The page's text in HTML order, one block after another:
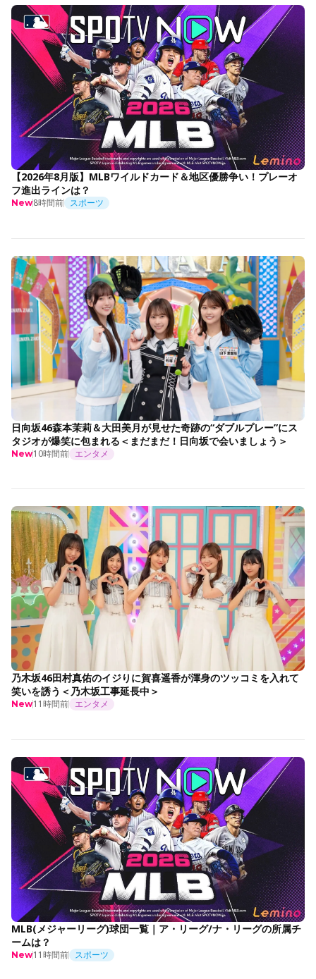
【2026年8月版】MLBワイルドカード＆地区優勝争い！プレーオ
フ進出ラインは？
New8時間前 スポーツ
日向坂46森本茉莉＆大田美月が見せた奇跡の“ダブルプレー”にス
タジオが爆笑に包まれる＜まだまだ！日向坂で会いましょう＞
New10時間前 エンタメ
乃木坂46田村真佑のイジりに賀喜遥香が渾身のツッコミを入れて
笑いを誘う＜乃木坂工事延長中＞
New11時間前 エンタメ
MLB(メジャーリーグ)球団一覧｜ア・リーグ/ナ・リーグの所属チ
ームは？
New11時間前 スポーツ